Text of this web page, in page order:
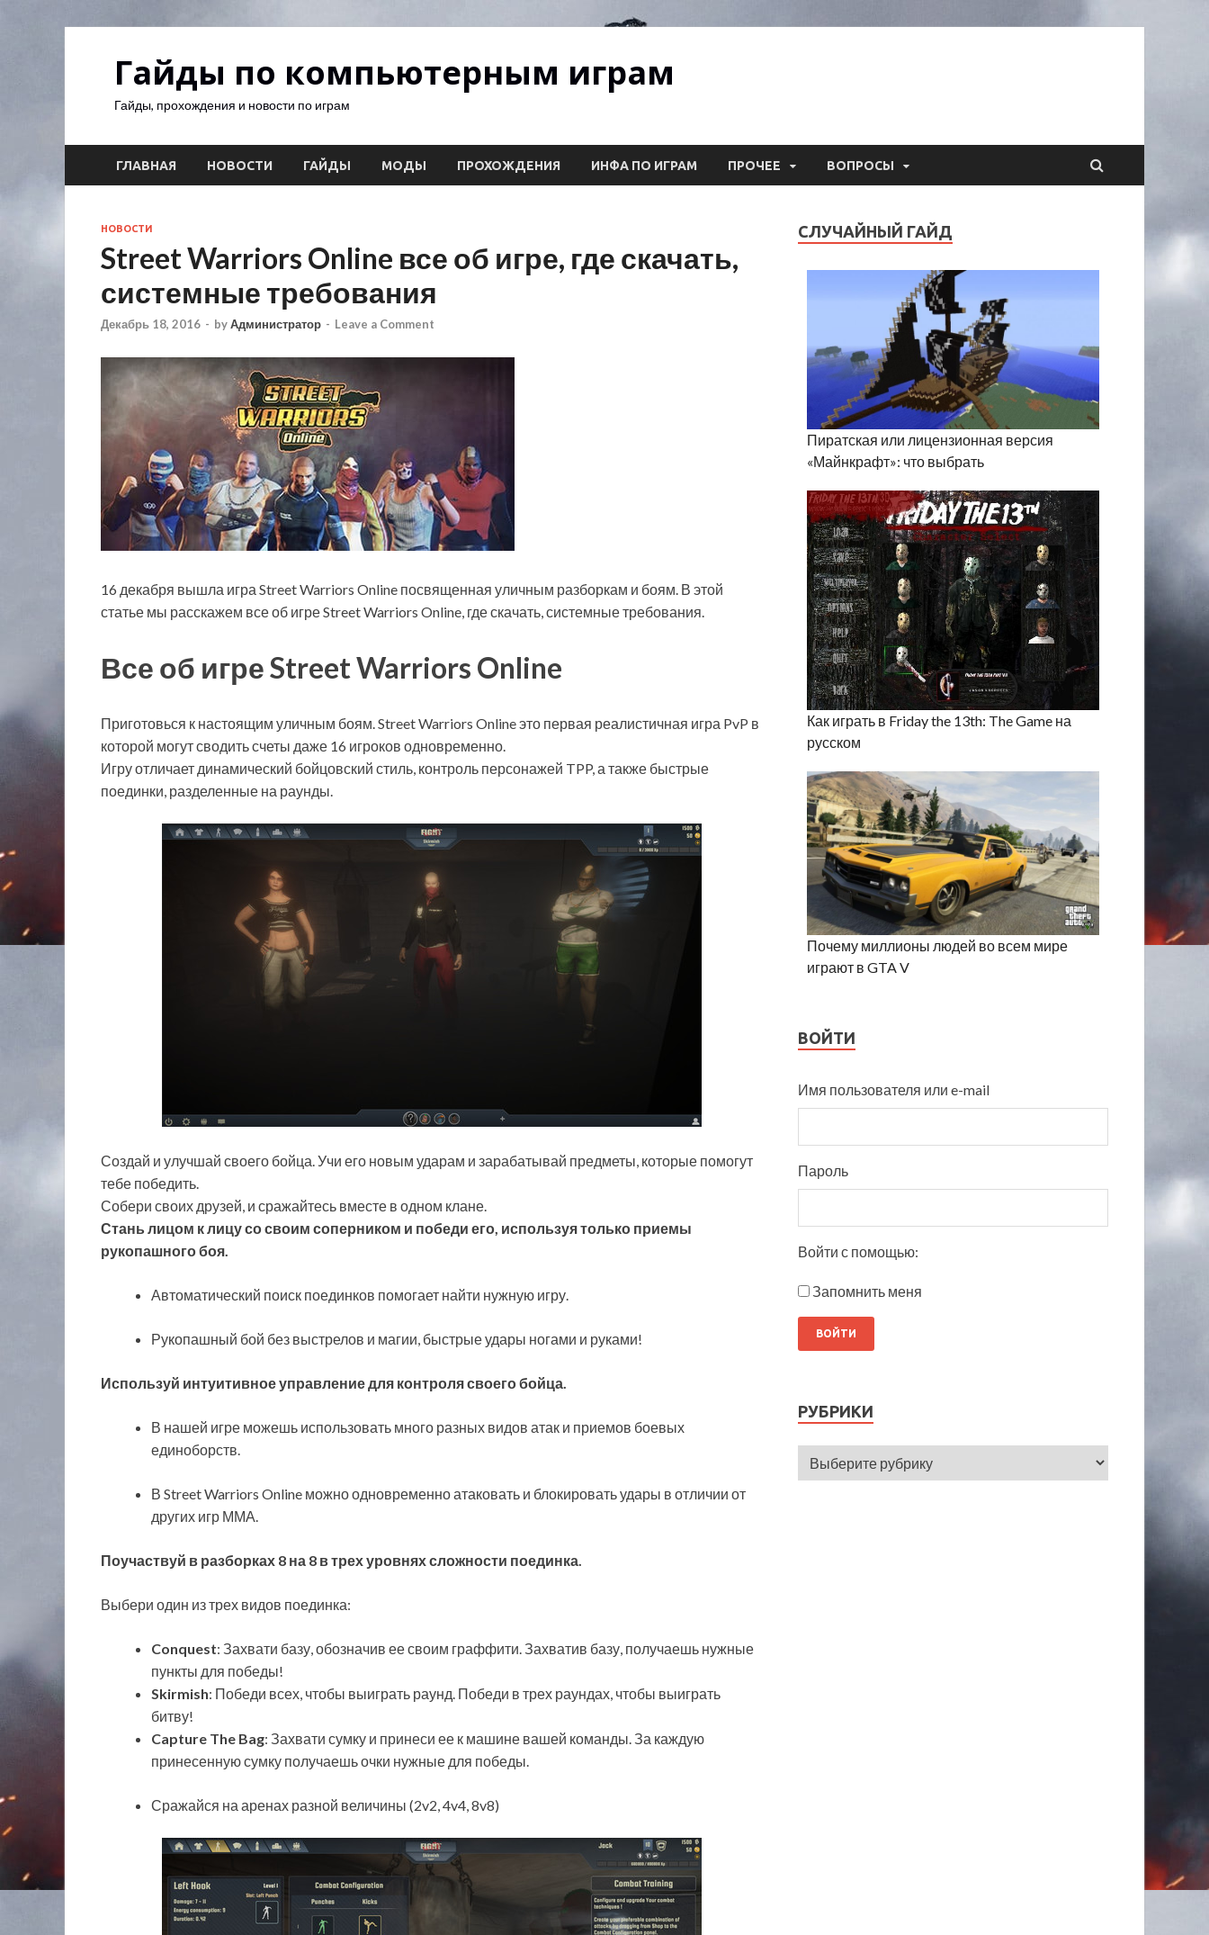
Гайды по компьютерным играм
Гайды, прохождения и новости по играм
ГЛАВНАЯ НОВОСТИ ГАЙДЫ МОДЫ ПРОХОЖДЕНИЯ ИНФА ПО ИГРАМ ПРОЧЕЕ ВОПРОСЫ
НОВОСТИ
Street Warriors Online все об игре, где скачать,
системные требования
Декабрь 18, 2016 - byАдминистратор - Leave a Comment
16 декабря вышла игра Street Warriors Online посвященная уличным разборкам и боям. В этой
статье мы расскажем все об игре Street Warriors Online, где скачать, системные требования.
Все об игре Street Warriors Online
Приготовься к настоящим уличным боям. Street Warriors Online это первая реалистичная игра PvP в
которой могут сводить счеты даже 16 игроков одновременно.
Игру отличает динамический бойцовский стиль, контроль персонажей TPP, а также быстрые
поединки, разделенные на раунды.
Создай и улучшай своего бойца. Учи его новым ударам и зарабатывай предметы, которые помогут
тебе победить.
Собери своих друзей, и сражайтесь вместе в одном клане.
Стань лицом к лицу со своим соперником и победи его, используя только приемы
рукопашного боя.
Автоматический поиск поединков помогает найти нужную игру.
Рукопашный бой без выстрелов и магии, быстрые удары ногами и руками!
Используй интуитивное управление для контроля своего бойца.
В нашей игре можешь использовать много разных видов атак и приемов боевых
единоборств.
В Street Warriors Online можно одновременно атаковать и блокировать удары в отличии от
других игр ММА.
Поучаствуй в разборках 8 на 8 в трех уровнях сложности поединка.
Выбери один из трех видов поединка:
Conquest: Захвати базу, обозначив ее своим граффити. Захватив базу, получаешь нужные
пункты для победы!
Skirmish: Победи всех, чтобы выиграть раунд. Победи в трех раундах, чтобы выиграть
битву!
Capture The Bag: Захвати сумку и принеси ее к машине вашей команды. За каждую
принесенную сумку получаешь очки нужные для победы.
Сражайся на аренах разной величины (2v2, 4v4, 8v8)
СЛУЧАЙНЫЙ ГАЙД
Пиратская или лицензионная версия
«Майнкрафт»: что выбрать
Как играть в Friday the 13th: The Game на
русском
Почему миллионы людей во всем мире
играют в GTA V
ВОЙТИ
Имя пользователя или e-mail
Пароль
Войти с помощью:
Запомнить меня
РУБРИКИ